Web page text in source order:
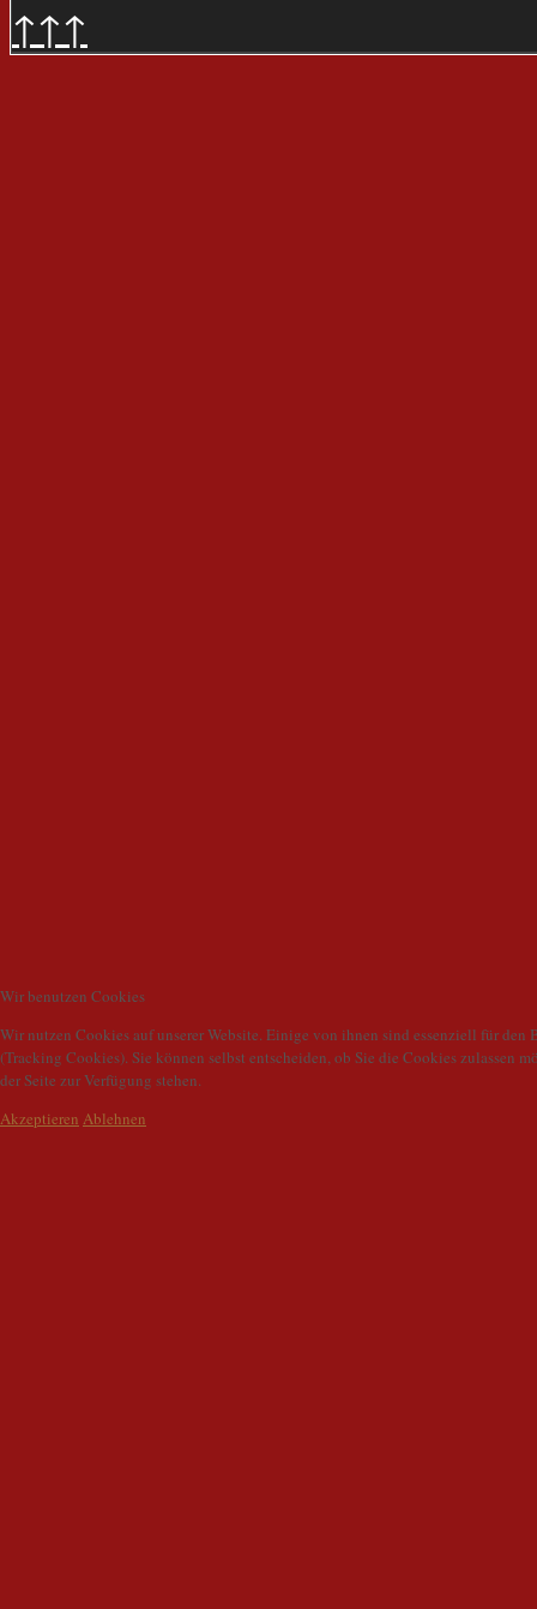
↑↑↑
Wir benutzen Cookies
Wir nutzen Cookies auf unserer Website. Einige von ihnen sind essenziell für den
(Tracking Cookies). Sie können selbst entscheiden, ob Sie die Cookies
der Seite zur Verfügung stehen.
Akzeptieren Ablehnen